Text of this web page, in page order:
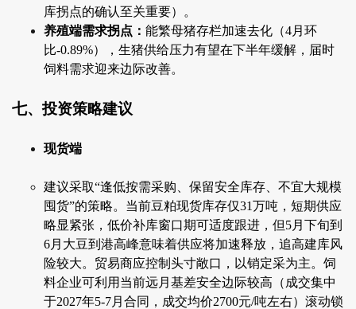
库拐点的确认至关重要）。
养殖端需求拐点： 能繁母猪存栏加速去化（4月环
比-0.89%），生猪供给压力有望在下半年缓解，届时
饲料需求迎来边际改善。
七、投资策略建议
现货端
建议采取“逢低按需采购、保留安全库存、不宜大规模
囤货”的策略。当前豆粕现货库存仅31万吨，短期供应
略显紧张，低价补库窗口期可适度跟进，但5月下旬到
6月大豆到港高峰意味着供应将加速释放，追高建库风
险较大。贸易商应控制头寸敞口，以销定采为主。饲
料企业可利用当前远月基差安全边际较高（成交集中
于2027年5-7月合同，成交均价2700元/吨左右）滚动锁